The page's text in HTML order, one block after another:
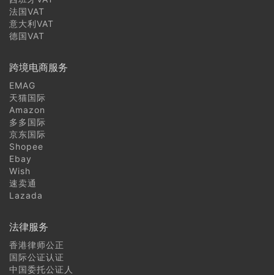
法国VAT
意大利VAT
德国VAT
跨境电商服务
EMAG
天猫国际
Amazon
多多国际
京东国际
Shopee
Ebay
Wish
速卖通
Lazada
法律服务
香港律师公正
国际公证认证
中国委托公证人